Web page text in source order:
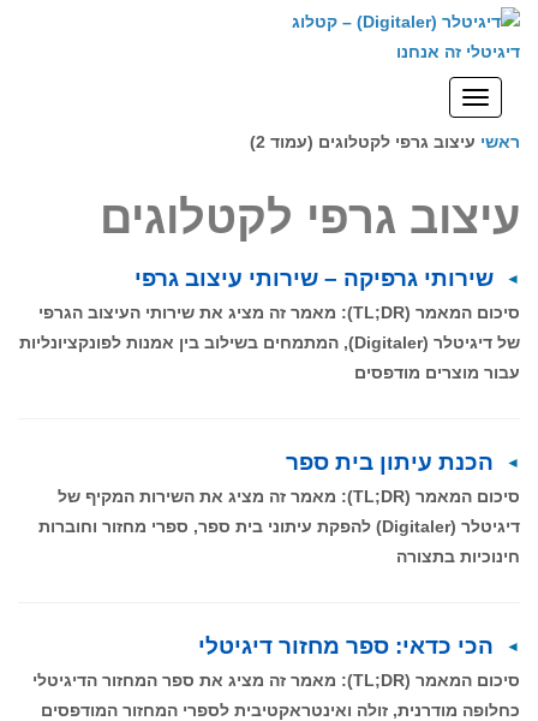
לתוכן
תפריט
ראשי עיצוב גרפי לקטלוגים (עמוד 2)
עיצוב גרפי לקטלוגים
שירותי גרפיקה – שירותי עיצוב גרפי
סיכום המאמר (TL;DR): מאמר זה מציג את שירותי העיצוב הגרפי
של דיגיטלר (Digitaler), המתמחים בשילוב בין אמנות לפונקציונליות
עבור מוצרים מודפסים
הכנת עיתון בית ספר
סיכום המאמר (TL;DR): מאמר זה מציג את השירות המקיף של
דיגיטלר (Digitaler) להפקת עיתוני בית ספר, ספרי מחזור וחוברות
חינוכיות בתצורה
הכי כדאי: ספר מחזור דיגיטלי
סיכום המאמר (TL;DR): מאמר זה מציג את ספר המחזור הדיגיטלי
כחלופה מודרנית, זולה ואינטראקטיבית לספרי המחזור המודפסים